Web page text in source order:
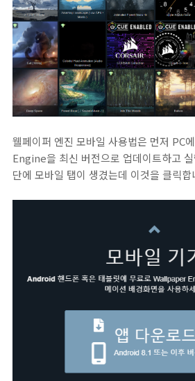
웰페이퍼 엔진 모바일 사용법은 먼저 PC
Engine을 최신 버전으로 업데이트하고
단에 모바일 탭이 생겼는데 이것을 클릭합